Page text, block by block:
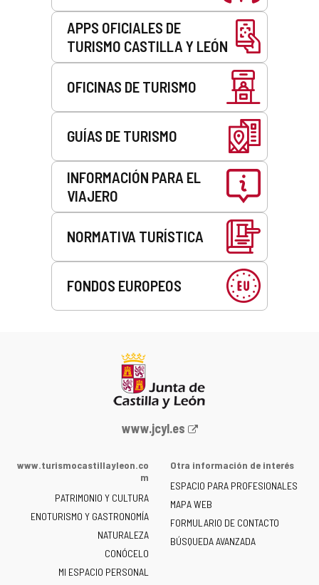
APPS OFICIALES DE
TURISMO CASTILLA Y LEÓN
OFICINAS DE TURISMO
GUÍAS DE TURISMO
INFORMACIÓN PARA EL
VIAJERO
NORMATIVA TURÍSTICA
FONDOS EUROPEOS
Portal
la
de
Castilla
y
León
-
www.jcyl.es
www.turismocastillayleon.co
m
PATRIMONIO Y CULTURA
ENOTURISMO Y GASTRONOMÍA
NATURALEZA
CONÓCELO
MI ESPACIO PERSONAL
Otra información de interés
ESPACIO PARA PROFESIONALES
MAPA WEB
FORMULARIO DE CONTACTO
BÚSQUEDA AVANZADA